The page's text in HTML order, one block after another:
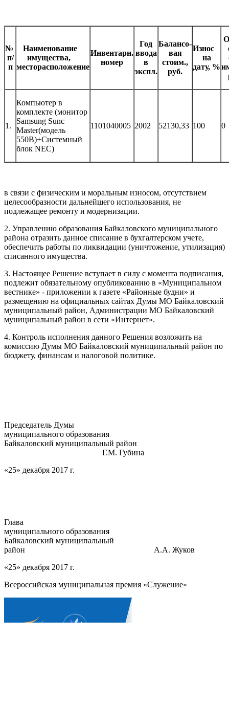
№
п/
п
Наименование
имущества,
месторасположение
Инвентарн.
номер
Год
ввода
в
экспл.
Балансо-
вая
стоим.,
руб.
Износ
на
дату, %
1.
Компьютер в
комплекте (монитор
Samsung Sunc
Master(модель
550В)+Системный
блок NEC)
1101040005 2002 52130,33 100 0
в связи с физическим и моральным износом, отсутствием
целесообразности дальнейшего использования, не
подлежащее ремонту и модернизации.
2. Управлению образования Байкаловского муниципального
района отразить данное списание в бухгалтерском учете,
обеспечить работы по ликвидации (уничтожение, утилизация)
списанного имущества.
3. Настоящее Решение вступает в силу с момента подписания,
подлежит обязательному опубликованию в «Муниципальном
вестнике» - приложении к газете «Районные будни» и
размещению на официальных сайтах Думы МО Байкаловский
муниципальный район, Администрации МО Байкаловский
муниципальный район в сети «Интернет».
4. Контроль исполнения данного Решения возложить на
комиссию Думы МО Байкаловский муниципальный район по
бюджету, финансам и налоговой политике.
Председатель Думы
муниципального образования
Байкаловский муниципальный район
Г.М. Губина
«25» декабря 2017 г.
Глава
муниципального образования
Байкаловский муниципальный
район А.А. Жуков
«25» декабря 2017 г.
Всероссийская муниципальная премия «Служение»